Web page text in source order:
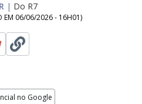
| Do R7
EM 06/06/2026 - 16H01)
no Google